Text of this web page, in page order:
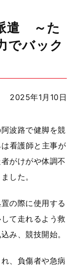
遣 ～た
でバック
2025年1月10日
波路で健脚を競
看護師と主事が
がけがや体調不
した。
の際に使用する
て走れるよう救
み、競技開始。
、負傷者や急病